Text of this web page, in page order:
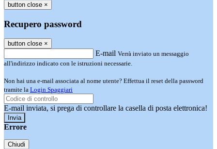
button close ×
Recupero password
button close ×
E-mail Verrà inviato un messaggio
all'indirizzo indicato con le istruzioni necessarie.
Non hai una e-mail associata al nome utente? Effettua il reset della password
tramite la Login Spaggiari
E-mail inviata, si prega di controllare la casella di posta elettronica!
Errore
Chiudi